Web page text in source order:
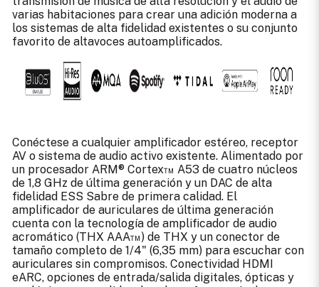
varias habitaciones para crear una adición moderna a
los sistemas de alta fidelidad existentes o su conjunto
favorito de altavoces autoamplificados.
Conéctese a cualquier amplificador estéreo, receptor
AV o sistema de audio activo existente. Alimentado por
un procesador ARM® Cortex™ A53 de cuatro núcleos
de 1,8 GHz de última generación y un DAC de alta
fidelidad ESS Sabre de primera calidad. El
amplificador de auriculares de última generación
cuenta con la tecnología de amplificador de audio
acromático (THX AAA™) de THX y un conector de
tamaño completo de 1/4" (6,35 mm) para escuchar con
auriculares sin compromisos. Conectividad HDMI
eARC, opciones de entrada/salida digitales, ópticas y